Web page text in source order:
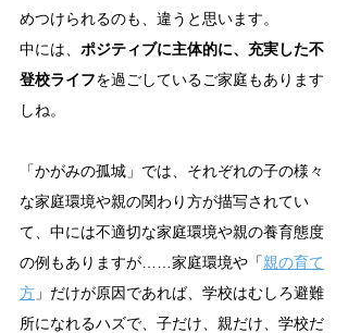
めつけられるのも、違うと思います。
中には、 ポジティブに主体的に、充実した不
登校ライフを過ごしているご家庭もあります
しね。
「かがみの孤城」では、それぞれの子の様々
な家庭環境や親の関わり方が描写されてい
て、中には不適切な家庭環境や親の養育態度
の例もありますが……家庭環境や「親の育て
方 」だけが原因であれば、学校はむしろ避難
所になれるハズで、子だけ、親だけ、学校だ